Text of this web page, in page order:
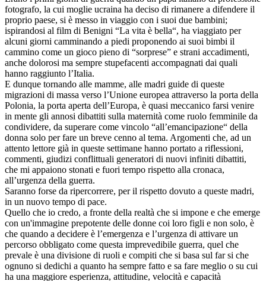
fotografo, la cui moglie ucraina ha deciso di rimanere a difendere il
proprio paese, si è messo in viaggio con i suoi due bambini;
ispirandosi al film di Benigni “La vita è bella“, ha viaggiato per
alcuni giorni camminando a piedi proponendo ai suoi bimbi il
cammino come un gioco pieno di “sorprese” e strani accadimenti,
anche dolorosi ma sempre stupefacenti accompagnati dai quali
hanno raggiunto l’Italia.
E dunque tornando alle mamme, alle madri guide di queste
migrazioni di massa verso l’Unione europea attraverso la porta della
Polonia, la porta aperta dell’Europa, è quasi meccanico farsi venire
in mente gli annosi dibattiti sulla maternità come ruolo femminile da
condividere, da superare come vincolo “all’emancipazione“ della
donna solo per fare un breve cenno al tema. Argomenti che, ad un
attento lettore già in queste settimane hanno portato a riflessioni,
commenti, giudizi conflittuali generatori di nuovi infiniti dibattiti,
che mi appaiono stonati e fuori tempo rispetto alla cronaca,
all’urgenza della guerra.
Saranno forse da ripercorrere, per il rispetto dovuto a queste madri,
in un nuovo tempo di pace.
Quello che io credo, a fronte della realtà che si impone e che emerge
con un'immagine prepotente delle donne coi loro figli e non solo, è
che quando a decidere è l’emergenza e l’urgenza di attivare un
percorso obbligato come questa imprevedibile guerra, quel che
prevale è una divisione di ruoli e compiti che si basa sul far si che
ognuno si dedichi a quanto ha sempre fatto e sa fare meglio o su cui
ha una maggiore esperienza, attitudine, velocità e capacità